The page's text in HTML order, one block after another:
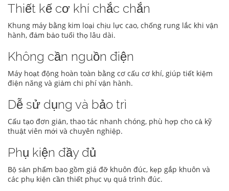
Thiết kế cơ khí chắc chắn
Khung máy bằng kim loại chịu lực cao, chống rung lắc khi vận
hành, đảm bảo tuổi thọ lâu dài.
Không cần nguồn điện
Máy hoạt động hoàn toàn bằng cơ cấu cơ khí, giúp tiết kiệm
điện năng và giảm chi phí vận hành.
Dễ sử dụng và bảo trì
Cấu tạo đơn giản, thao tác nhanh chóng, phù hợp cho cả kỹ
thuật viên mới và chuyên nghiệp.
Phụ kiện đầy đủ
Bộ sản phẩm bao gồm giá đỡ khuôn đúc, kẹp gắp khuôn và
các phụ kiện cần thiết phục vụ quá trình đúc.